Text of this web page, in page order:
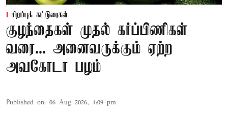
சிறப்புக் கட்டுரைகள்
குழந்தைகள் முதல் கர்ப்பிணிகள்
வரை... அனைவருக்கும் ஏற்ற
அவகோடா பழம்
Published on: 06 Aug 2026, 4:09 pm